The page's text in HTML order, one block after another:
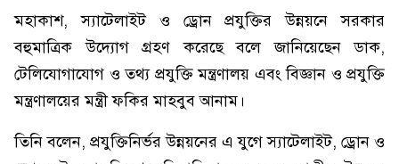
মহাকাশ, স্যাটেলাইট ও ড্রোন প্রযুক্তির উন্নয়নে সরকার
বহুমাত্রিক উদ্যোগ গ্রহণ করেছে বলে জানিয়েছেন ডাক,
টেলিযোগাযোগ ও তথ্য প্রযুক্তি মন্ত্রণালয় এবং বিজ্ঞান ও প্রযুক্তি
মন্ত্রণালয়ের মন্ত্রী ফকির মাহবুব আনাম।
তিনি বলেন, প্রযুক্তিনির্ভর উন্নয়নের এ যুগে স্যাটেলাইট, ড্রোন ও